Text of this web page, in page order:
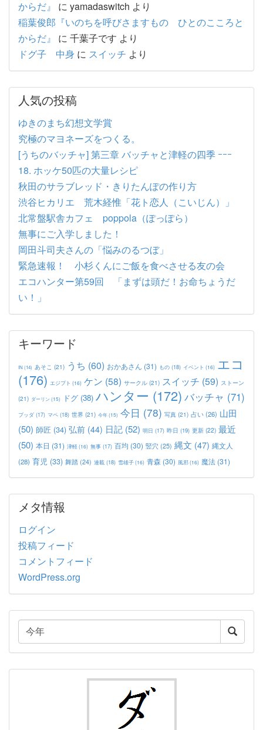
からだ』 に yamadaswitch より
稲葉俊郎『いのちを呼びさますもの ひとのこころと
からだ』
に 千葉子です より
ドグ子 中身 に スイッチ より
人気の投稿
ゆきのまち幻想文学賞
究極のマヨネーズをつくる。
[うちのバッチャ] 第三章 バッチャと津軽の四季 ｰｰｰ
18. ホッケ50匹の大量レシピ
秋田のサラブレッド・きりたんぽの作り方
渋谷ヒカリエ 荒木経惟「花ト恋人（こいじん）」
北常盤駅舎カフェ poppola（ぽっぽら）
無事にご入学しました！
岡田斗司夫さんの「悩みのるつぼ」
緊急速報！ 小杉くんにご飯を食べさせる友の会
エコハンター第59回 「まずは頭だ！お命ちょうだ
い！」
キーワード
IN(14) あそこ (21) うち (60) おかあさん (31) もの (18) イベント (16) エコ
(176) エジプト (16) ケン (58) サークル (21) スイッチ (59) ストーン
(21) ダーリン(15) ドグ (38) ハンター (172) バッチャ (71)
ブッダ (17) マペ (18) 世界 (21) 今年(15) 今日 (78) 写真 (21) 占い(26) 山田
(50) 師匠 (34) 弘前 (44) 日記 (52) 明日 (17) 昨日 (19) 更新 (22) 最近
(50) 本日 (31) 津軽(16) 無事 (17) 百均 (30) 竪穴 (25) 縄文 (47) 縄文人
(28) 育児 (33) 舞踏 (24) 連載 (18) 雪雄子(16) 青森 (30) 風邪(16) 魔法 (31)
メタ情報
ログイン
投稿フィード
コメントフィード
WordPress.org